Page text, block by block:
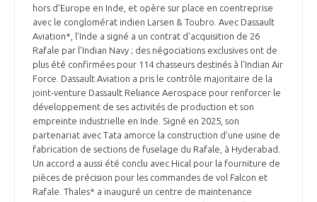
hors d'Europe en Inde, et opère sur place en coentreprise
avec le conglomérat indien Larsen & Toubro. Avec Dassault
Aviation*, l’Inde a signé a un contrat d'acquisition de 26
Rafale par l'Indian Navy ; des négociations exclusives ont de
plus été confirmées pour 114 chasseurs destinés à l'Indian Air
Force. Dassault Aviation a pris le contrôle majoritaire de la
joint-venture Dassault Reliance Aerospace pour renforcer le
développement de ses activités de production et son
empreinte industrielle en Inde. Signé en 2025, son
partenariat avec Tata amorce la construction d'une usine de
fabrication de sections de fuselage du Rafale, à Hyderabad.
Un accord a aussi été conclu avec Hical pour la fourniture de
pièces de précision pour les commandes de vol Falcon et
Rafale. Thales* a inauguré un centre de maintenance